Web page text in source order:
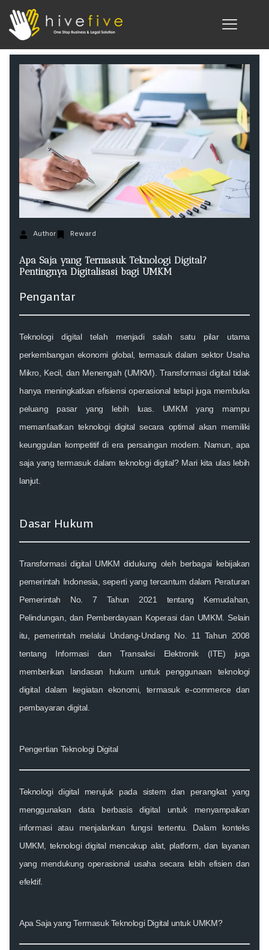
Author Reward
Apa Saja yang Termasuk Teknologi Digital?
Pentingnya Digitalisasi bagi UMKM
Pengantar
Teknologi digital telah menjadi salah satu pilar utama
perkembangan ekonomi global, termasuk dalam sektor Usaha
Mikro, Kecil, dan Menengah (UMKM). Transformasi digital tidak
hanya meningkatkan efisiensi operasional tetapi juga membuka
peluang pasar yang lebih luas. UMKM yang mampu
memanfaatkan teknologi digital secara optimal akan memiliki
keunggulan kompetitif di era persaingan modern. Namun, apa
saja yang termasuk dalam teknologi digital? Mari kita ulas lebih
lanjut.
Dasar Hukum
Transformasi digital UMKM didukung oleh berbagai kebijakan
pemerintah Indonesia, seperti yang tercantum dalam Peraturan
Pemerintah No. 7 Tahun 2021 tentang Kemudahan,
Pelindungan, dan Pemberdayaan Koperasi dan UMKM . Selain
itu, pemerintah melalui Undang-Undang No. 11 Tahun 2008
tentang Informasi dan Transaksi Elektronik (ITE) juga
memberikan landasan hukum untuk penggunaan teknologi
digital dalam kegiatan ekonomi, termasuk e-commerce dan
pembayaran digital.
Pengertian Teknologi Digital
Teknologi digital merujuk pada sistem dan perangkat yang
menggunakan data berbasis digital untuk menyampaikan
informasi atau menjalankan fungsi tertentu. Dalam konteks
UMKM, teknologi digital mencakup alat, platform, dan layanan
yang mendukung operasional usaha secara lebih efisien dan
efektif.
Apa Saja yang Termasuk Teknologi Digital untuk UMKM?